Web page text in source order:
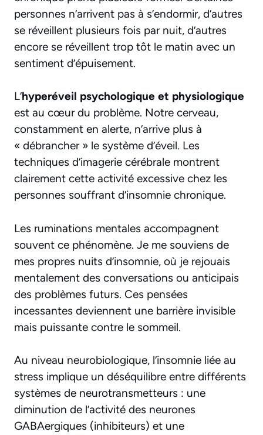
personnes n’arrivent pas à s’endormir, d’autres
se réveillent plusieurs fois par nuit, d’autres
encore se réveillent trop tôt le matin avec un
sentiment d’épuisement.
L’hyperéveil psychologique et physiologique
est au cœur du problème. Notre cerveau,
constamment en alerte, n’arrive plus à
« débrancher » le système d’éveil. Les
techniques d’imagerie cérébrale montrent
clairement cette activité excessive chez les
personnes souffrant d’insomnie chronique.
Les ruminations mentales accompagnent
souvent ce phénomène. Je me souviens de
mes propres nuits d’insomnie, où je rejouais
mentalement des conversations ou anticipais
des problèmes futurs. Ces pensées
incessantes deviennent une barrière invisible
mais puissante contre le sommeil.
Au niveau neurobiologique, l’insomnie liée au
stress implique un déséquilibre entre différents
systèmes de neurotransmetteurs : une
diminution de l’activité des neurones
GABAergiques (inhibiteurs) et une